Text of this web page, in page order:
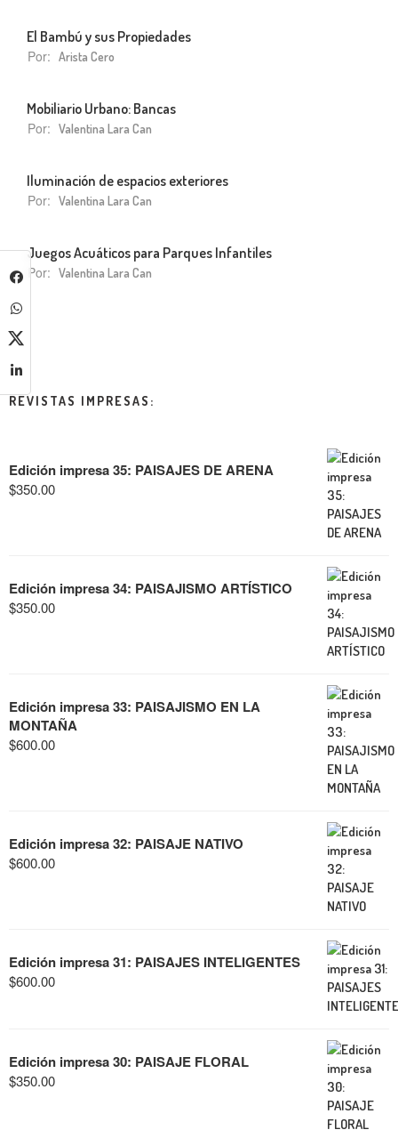
El Bambú y sus Propiedades
Por: Arista Cero
Mobiliario Urbano: Bancas
Por: Valentina Lara Can
Iluminación de espacios exteriores
Por: Valentina Lara Can
Juegos Acuáticos para Parques Infantiles
Por: Valentina Lara Can
REVISTAS IMPRESAS:
Edición impresa 35: PAISAJES DE ARENA
$350.00
Edición impresa 34: PAISAJISMO ARTÍSTICO
$350.00
Edición impresa 33: PAISAJISMO EN LA
MONTAÑA
$600.00
Edición impresa 32: PAISAJE NATIVO
$600.00
Edición impresa 31: PAISAJES INTELIGENTES
$600.00
Edición impresa 30: PAISAJE FLORAL
$350.00